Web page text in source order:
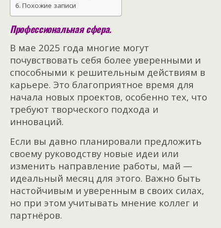
Похожие записи
Профессиональная сфера.
В мае 2025 года многие могут
почувствовать себя более уверенными и
способными к решительным действиям в
карьере. Это благоприятное время для
начала новых проектов, особенно тех, что
требуют творческого подхода и
инноваций.
Если вы давно планировали предложить
своему руководству новые идеи или
изменить направление работы, май —
идеальный месяц для этого. Важно быть
настойчивым и уверенным в своих силах,
но при этом учитывать мнение коллег и
партнёров.